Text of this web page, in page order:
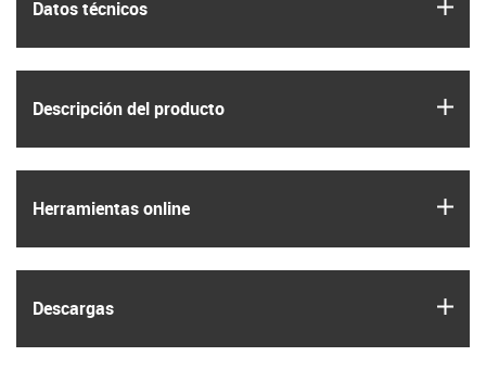
Datos técnicos
Descripción del producto
Herramientas online
Descargas